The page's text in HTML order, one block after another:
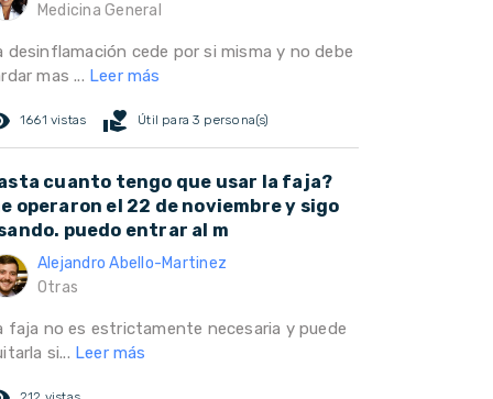
Medicina General
desinflamación cede por si misma y no debe
mas ... Leer más
1661 vistas volunteer_activism Útil para 3 persona(s)
cuanto tengo que usar la faja?
operaron el 22 de noviembre y sigo
puedo entrar al m
Alejandro Abello-Martinez
Otras
faja no es estrictamente necesaria y puede
si... Leer más